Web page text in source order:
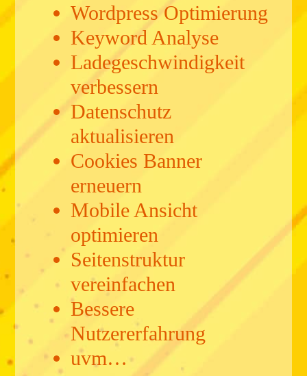
Wordpress Optimierung
Keyword Analyse
Ladegeschwindigkeit
verbessern
Datenschutz
aktualisieren
Cookies Banner
erneuern
Mobile Ansicht
optimieren
Seitenstruktur
vereinfachen
Bessere
Nutzererfahrung
uvm…